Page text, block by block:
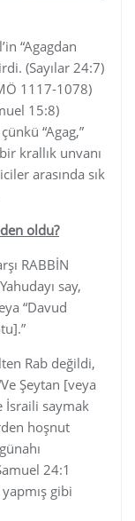
“Agagdan
(Sayılar 24:7)
1117-1078)
15:8)
“Agag,”
krallık unvanı
arasında sık
oldu?
RABBİN
say,
“Davud
Rab değildi,
Şeytan [veya
İsraili saymak
hoşnut
24:1
gibi